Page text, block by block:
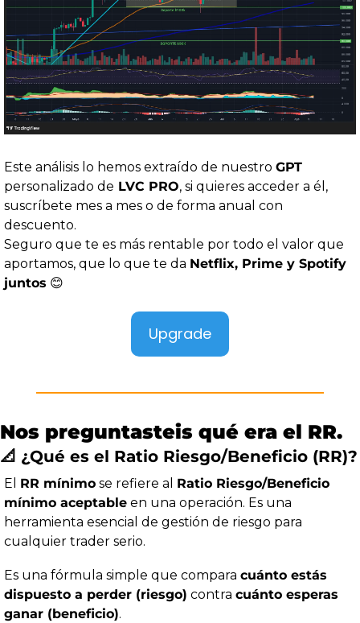
Este análisis lo hemos extraído de nuestro GPT
personalizado de LVC PRO, si quieres acceder a él,
suscríbete mes a mes o de forma anual con
descuento.
Seguro que te es más rentable por todo el valor que
aportamos, que lo que te da Netflix, Prime y Spotify
juntos 😊
Upgrade
Nos preguntasteis qué era el RR.
📐 ¿Qué es el Ratio Riesgo/Beneficio (RR)?
El RR mínimo se refiere al Ratio Riesgo/Beneficio
mínimo aceptable en una operación. Es una
herramienta esencial de gestión de riesgo para
cualquier trader serio.
Es una fórmula simple que compara cuánto estás
dispuesto a perder (riesgo) contra cuánto esperas
ganar (beneficio).